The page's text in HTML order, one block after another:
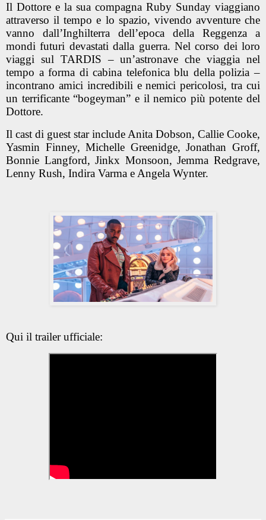
Il Dottore e la sua compagna Ruby Sunday viaggiano
attraverso il tempo e lo spazio, vivendo avventure che
vanno dall’Inghilterra dell’epoca della Reggenza a
mondi futuri devastati dalla guerra. Nel corso dei loro
viaggi sul TARDIS – un’astronave che viaggia nel
tempo a forma di cabina telefonica blu della polizia –
incontrano amici incredibili e nemici pericolosi, tra cui
un terrificante “bogeyman” e il nemico più potente del
Dottore.
Il cast di guest star include Anita Dobson, Callie Cooke,
Yasmin Finney, Michelle Greenidge, Jonathan Groff,
Bonnie Langford, Jinkx Monsoon, Jemma Redgrave,
Lenny Rush, Indira Varma e Angela Wynter.
Qui il trailer ufficiale: